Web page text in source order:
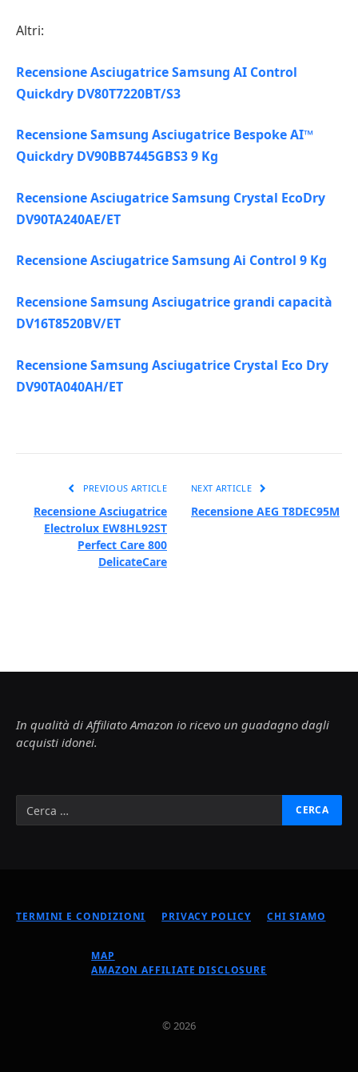
Altri:
Recensione Asciugatrice Samsung AI Control
Quickdry DV80T7220BT/S3
Recensione Samsung Asciugatrice Bespoke AI™
Quickdry DV90BB7445GBS3 9 Kg
Recensione Asciugatrice Samsung Crystal EcoDry
DV90TA240AE/ET
Recensione Asciugatrice Samsung Ai Control 9 Kg
Recensione Samsung Asciugatrice grandi capacità
DV16T8520BV/ET
Recensione Samsung Asciugatrice Crystal Eco Dry
DV90TA040AH/ET
PREVIOUS ARTICLE
Recensione Asciugatrice
Electrolux EW8HL92ST
Perfect Care 800
DelicateCare
NEXT ARTICLE
Recensione AEG T8DEC95M
In qualità di Affiliato Amazon io ricevo un guadagno dagli
acquisti idonei.
TERMINI E CONDIZIONI PRIVACY POLICY CHI SIAMO
MAP
AMAZON AFFILIATE DISCLOSURE
© 2026